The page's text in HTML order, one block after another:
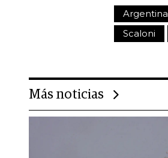
Argentina
Scaloni
Más noticias